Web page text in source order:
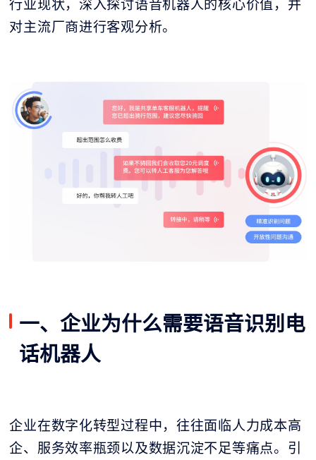
行业现状，深入探讨语音机器人的核心价值，并
对主流厂商进行客观分析。
一、企业为什么需要语音识别电
话机器人
企业在数字化转型过程中，往往面临人力成本高
企、服务效率瓶颈以及数据沉淀不足等痛点。引